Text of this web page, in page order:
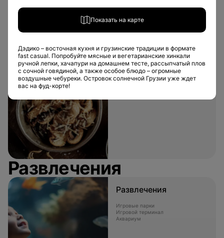
Европейская кухня
Развлечения
Развлечения
Игровые парки
Игровой терминал
Аквариум
Дэдико – восточная кухня и грузинские традиции в формате
fast casual. Попробуйте мясные и вегетарианские хинкали
ручной лепки, хачапури на домашнем тесте, рассыпчатый плов
с сочной говядиной, а также особое блюдо – огромные
воздушные чебуреки. Островок солнечной Грузии уже ждет
вас на фуд-корте!
Показать на карте